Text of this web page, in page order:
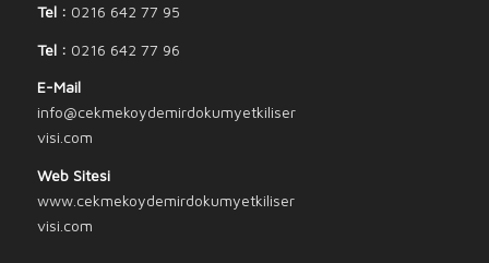
Tel : 0216 642 77 95
Tel : 0216 642 77 96
E-Mail
info@cekmekoydemirdokumyetkiliser
visi.com
Web Sitesi
www.cekmekoydemirdokumyetkiliser
visi.com